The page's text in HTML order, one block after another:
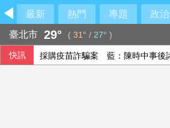
最新 熱門 專題 政治
臺北市 29° ( 31° / 27° )
快訊 採購疫苗詐騙案 藍：陳時中事後